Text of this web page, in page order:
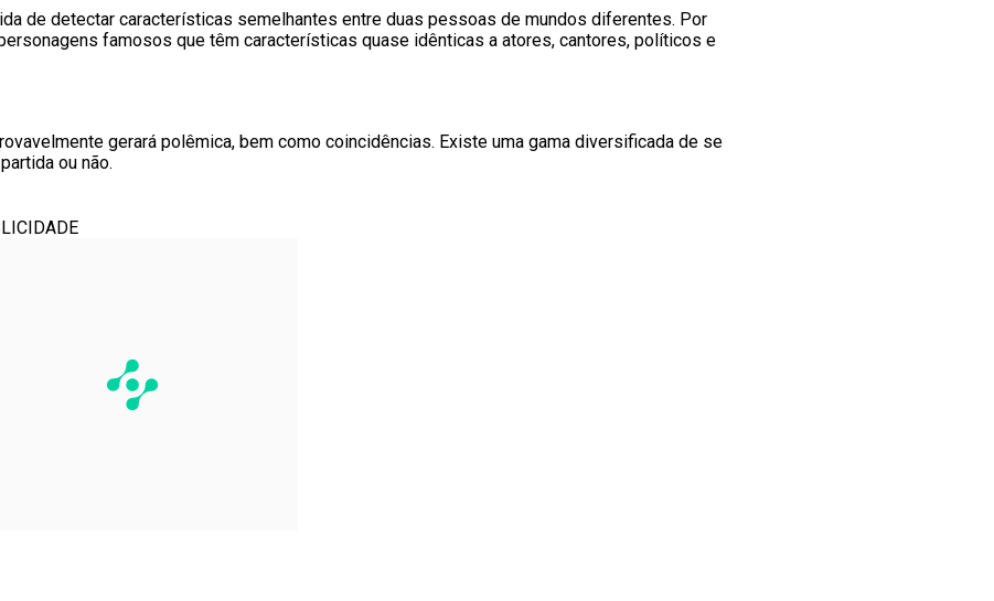
de detectar características semelhantes entre duas pessoas de mundos diferentes. Por
famosos que têm características quase idênticas a atores, cantores, políticos e
gerará polêmica, bem como coincidências. Existe uma gama diversificada de se
ou não.